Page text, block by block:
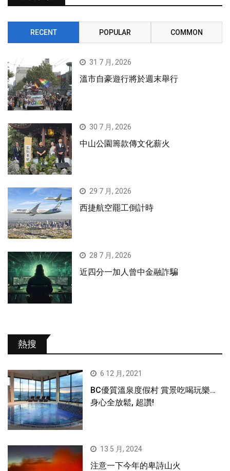
RECENT POPULAR COMMON
31 7 月, 2026
溫市自豪遊行將於週末舉行
30 7 月, 2026
中山公園籌款傳文化薪火
29 7 月, 2026
西捷航空罷工倒計時
28 7 月, 2026
近四分一加人曾中金融詐騙
熱搜
6 12 月, 2021
BC優質溫泉度假村 賞景吃喝玩樂…
身心全放鬆, 超讚!
13 5 月, 2024
注意一下今年的卑詩山火